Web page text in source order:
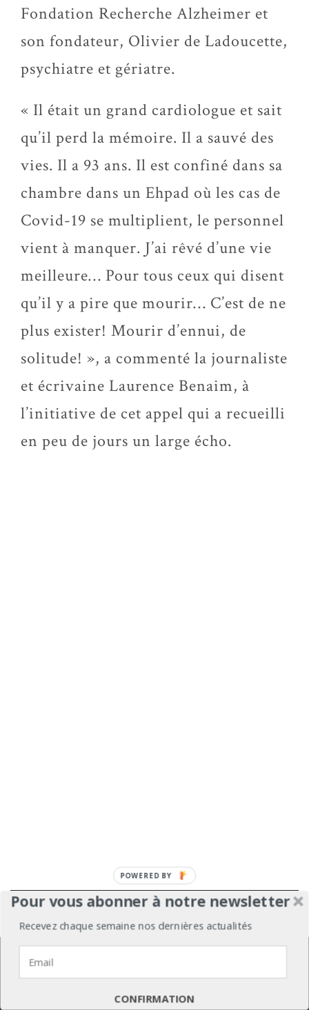
Fondation Recherche Alzheimer et
son fondateur, Olivier de Ladoucette,
psychiatre et gériatre.
« Il était un grand cardiologue et sait
qu’il perd la mémoire. Il a sauvé des
vies. Il a 93 ans. Il est confiné dans sa
chambre dans un Ehpad où les cas de
Covid-19 se multiplient, le personnel
vient à manquer. J’ai rêvé d’une vie
meilleure… Pour tous ceux qui disent
qu’il y a pire que mourir… C’est de ne
plus exister! Mourir d’ennui, de
solitude! », a commenté la journaliste
et écrivaine Laurence Benaim, à
l’initiative de cet appel qui a recueilli
en peu de jours un large écho.
Annonceurs Partenariats Les Experts
Pour vous abonner à notre newsletter
Recevez chaque semaine nos dernières actualités
CONFIRMATION
POWERED BY